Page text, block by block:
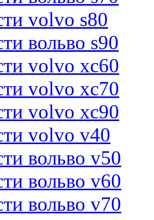
volvo s80
вольво s90
volvo xc60
volvo xc70
volvo xc90
volvo v40
вольво v50
вольво v60
вольво v70